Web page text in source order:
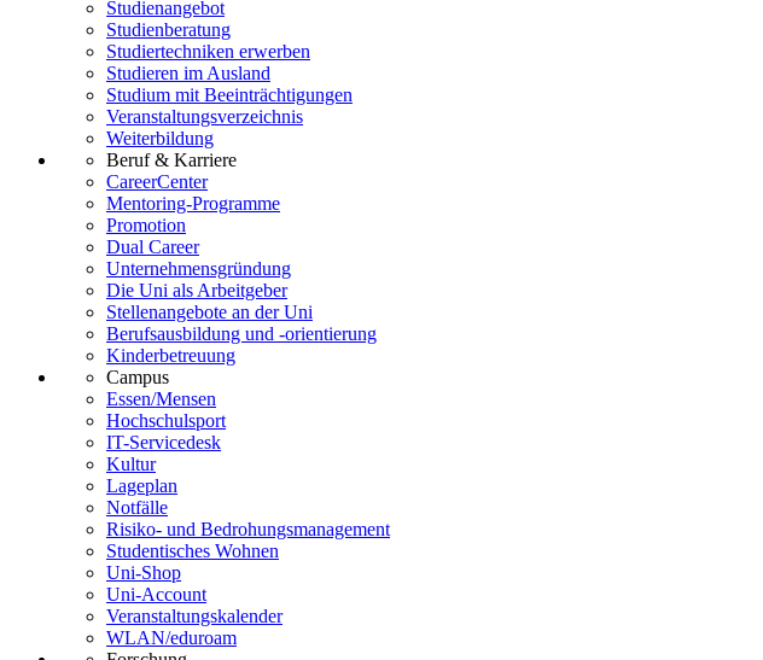
Studienangebot
Studienberatung
Studiertechniken erwerben
Studieren im Ausland
Studium mit Beeinträchtigungen
Veranstaltungsverzeichnis
Weiterbildung
Beruf & Karriere
CareerCenter
Mentoring-Programme
Promotion
Dual Career
Unternehmensgründung
Die Uni als Arbeitgeber
Stellenangebote an der Uni
Berufsausbildung und -orientierung
Kinderbetreuung
Campus
Essen/Mensen
Hochschulsport
IT-Servicedesk
Kultur
Lageplan
Notfälle
Risiko- und Bedrohungsmanagement
Studentisches Wohnen
Uni-Shop
Uni-Account
Veranstaltungskalender
WLAN/eduroam